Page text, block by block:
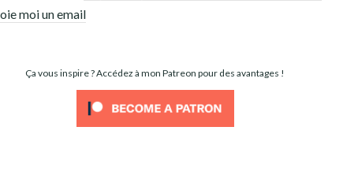
moi un email
Ça vous inspire ? Accédez à mon Patreon pour des avantages !